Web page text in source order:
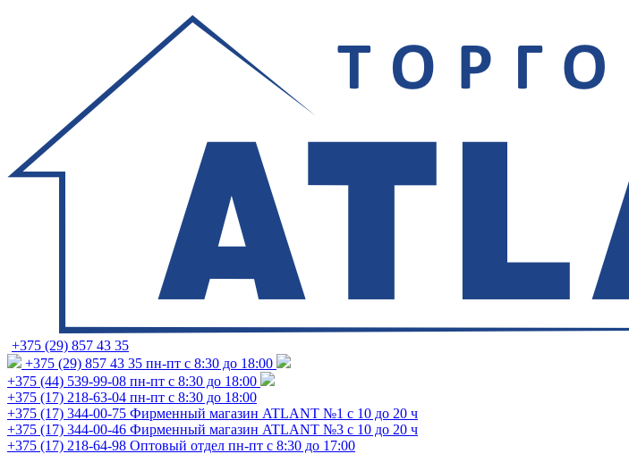
+375 (29) 857 43 35
+375 (29) 857 43 35 пн-пт с 8:30 до 18:00
+375 (44) 539-99-08 пн-пт с 8:30 до 18:00
+375 (17) 218-63-04 пн-пт с 8:30 до 18:00
+375 (17) 344-00-75 Фирменный магазин ATLANT №1 с 10 до 20 ч
+375 (17) 344-00-46 Фирменный магазин ATLANT №3 с 10 до 20 ч
+375 (17) 218-64-98 Оптовый отдел пн-пт с 8:30 до 17:00